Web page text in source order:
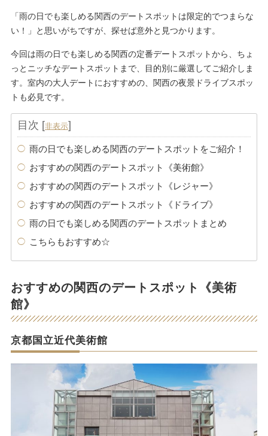
「雨の日でも楽しめる関西のデートスポットは限定的でつまらな
い！」と思いがちですが、探せば意外と見つかります。
今回は雨の日でも楽しめる関西の定番デートスポットから、ちょ
っとニッチなデートスポットまで、目的別に厳選してご紹介しま
す。室内の大人デートにおすすめの、関西の夜景ドライブスポッ
トも必見です。
目次 [非表示]
雨の日でも楽しめる関西のデートスポットをご紹介！
おすすめの関西のデートスポット《美術館》
おすすめの関西のデートスポット《レジャー》
おすすめの関西のデートスポット《ドライブ》
雨の日でも楽しめる関西のデートスポットまとめ
こちらもおすすめ☆
おすすめの関西のデートスポット《美術
館》
京都国立近代美術館